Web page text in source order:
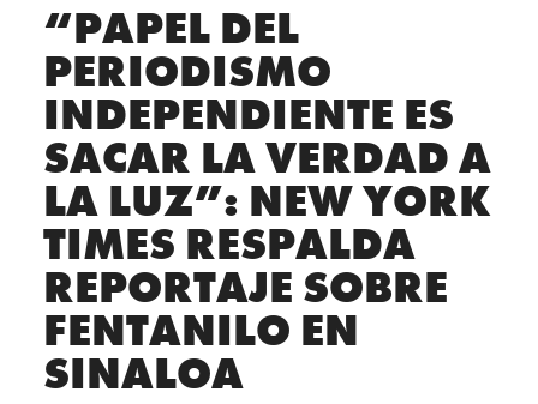
“PAPEL DEL
PERIODISMO
INDEPENDIENTE ES
SACAR LA VERDAD A
LA LUZ”: NEW YORK
TIMES RESPALDA
REPORTAJE SOBRE
FENTANILO EN
SINALOA